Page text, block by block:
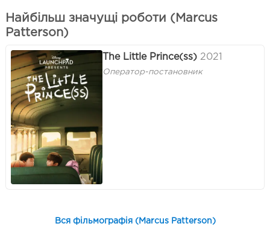
Найбільш значущі роботи (Marcus
Patterson)
The Little Prince(ss) 2021
Оператор-постановник
Вся фільмографія (Marcus Patterson)